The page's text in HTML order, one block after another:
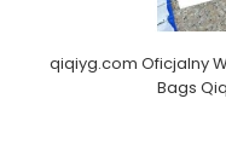
qiqiyg.com Oficjalny
Bags